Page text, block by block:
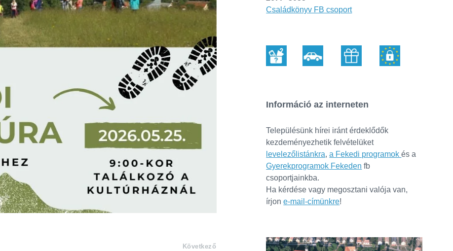
Következő
Családkönyv FB csoport
Információ az interneten
Településünk hírei iránt érdeklődők
kezdeményezhetik felvételüket
levelezőlistánkra,a Fekedi programokés a
Gyerekprogramok Fekeden fb
csoportjainkba.
Ha kérdése vagy megosztani valója van,
írjone-mail-címünkre!